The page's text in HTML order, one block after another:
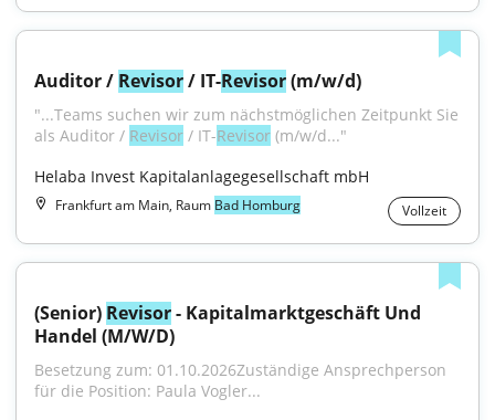
Auditor / Revisor / IT-Revisor (m/w/d)
"...Teams suchen wir zum nächstmöglichen Zeitpunkt Sie
als Auditor / Revisor / IT-Revisor (m/w/d..."
Helaba Invest Kapitalanlagegesellschaft mbH
Frankfurt am Main, Raum Bad Homburg Vollzeit
(Senior) Revisor - Kapitalmarktgeschäft Und
Handel (M/W/D)
Besetzung zum: 01.10.2026Zuständige Ansprechperson
für die Position: Paula Vogler...